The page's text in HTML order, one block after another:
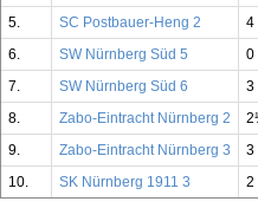
5.
SC Postbauer-Heng 2
4
6.
SW Nürnberg Süd 5
0
7.
SW Nürnberg Süd 6
3
8.
Zabo-Eintracht Nürnberg 2
9.
Zabo-Eintracht Nürnberg 3
3
10.
SK Nürnberg 1911 3 2